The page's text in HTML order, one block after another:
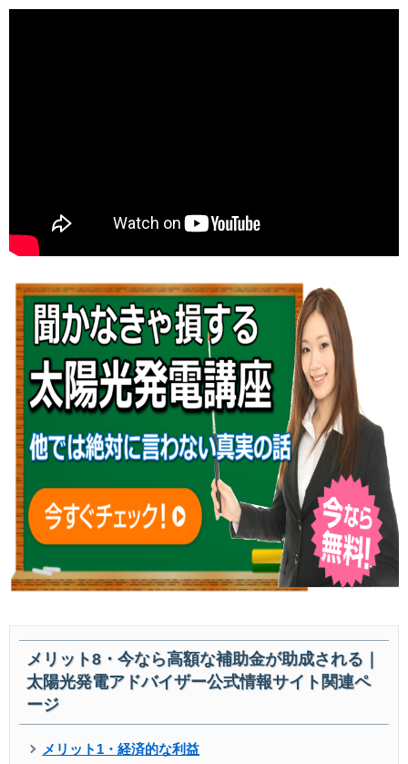
メリット8・今なら高額な補助金が助成される｜
太陽光発電アドバイザー公式情報サイト関連ペ
ージ
メリット1・経済的な利益